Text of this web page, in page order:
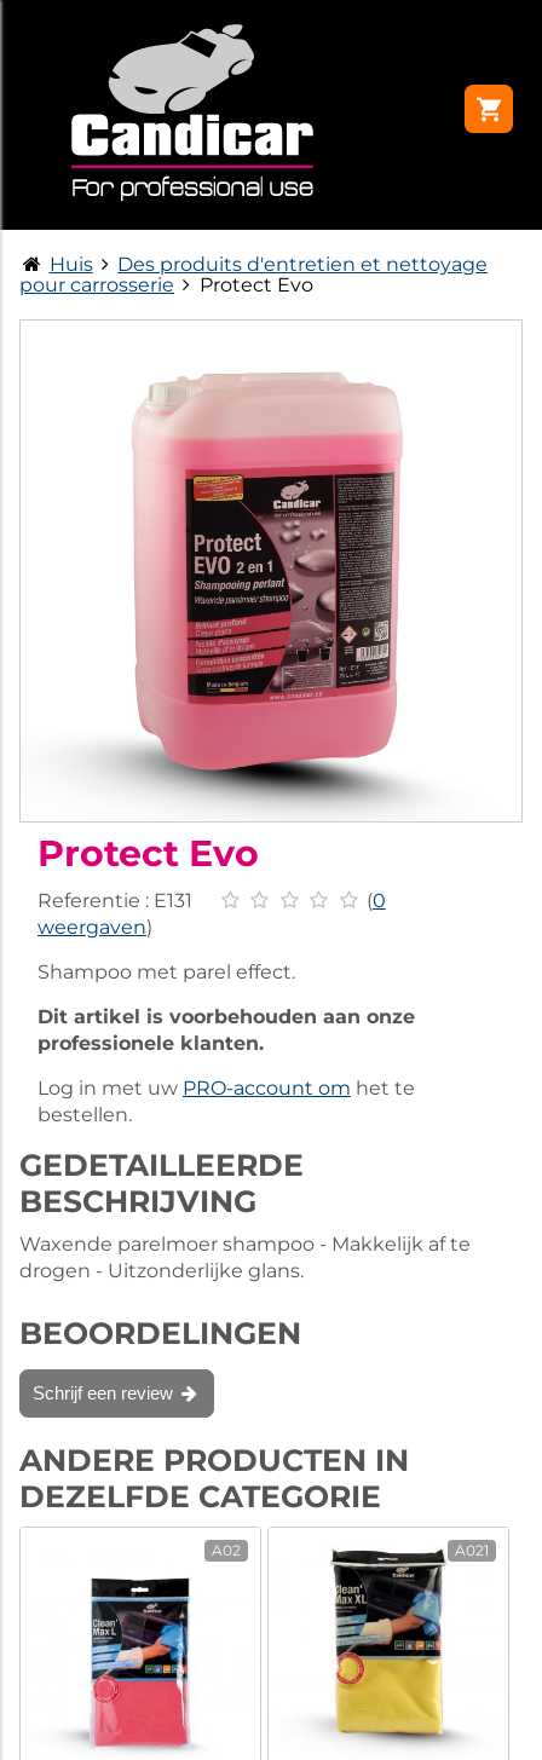
Huis
Des produits d'entretien et nettoyage
pour carrosserie
Protect Evo
Protect Evo
Referentie : E131 (0
weergaven)
Shampoo met parel effect.
Dit artikel is voorbehouden aan onze
professionele klanten.
Log in met uw PRO-account om het te
bestellen.
GEDETAILLEERDE
BESCHRIJVING
Waxende parelmoer shampoo - Makkelijk af te
drogen - Uitzonderlijke glans.
BEOORDELINGEN
Schrijf een review
ANDERE PRODUCTEN IN
DEZELFDE CATEGORIE
A02 A021